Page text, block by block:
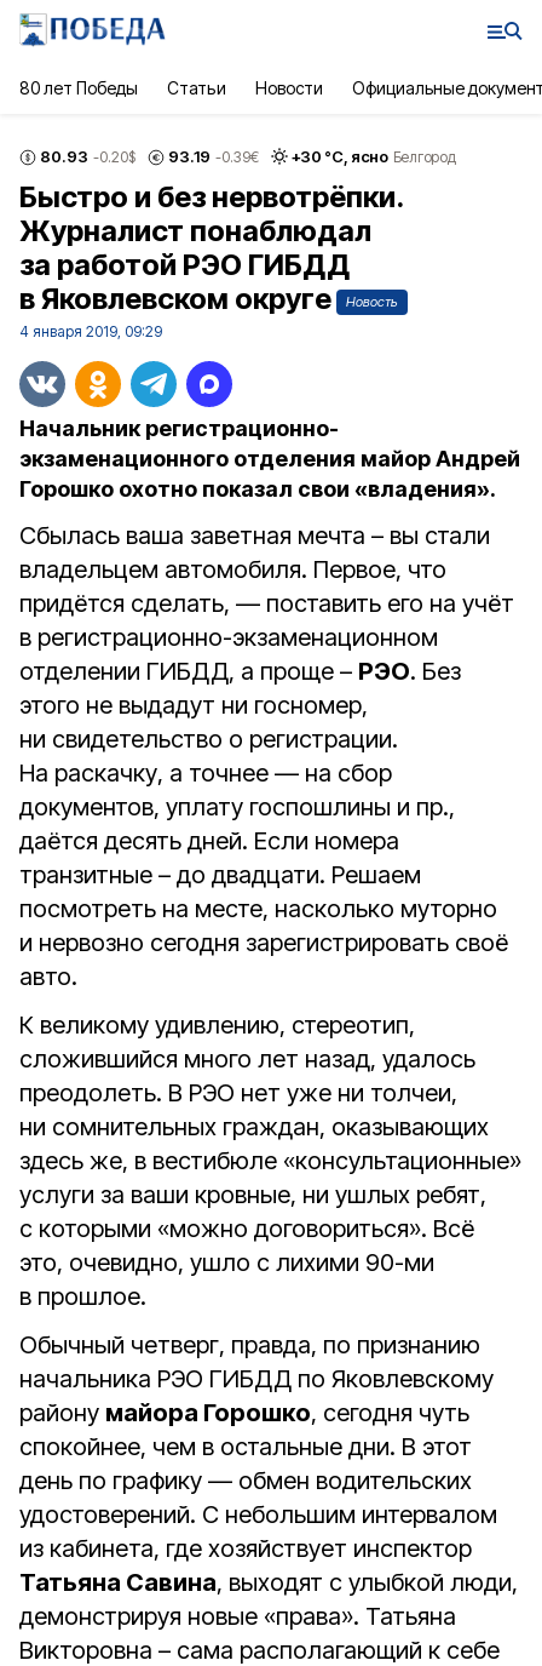
80 лет Победы Статьи Новости Официальные
80.93 -0.20$ 93.19 -0.39€ +30 °С, ясно Белгород
Быстро и без нервотрёпки.
Журналист понаблюдал
за работой РЭО ГИБДД
в Яковлевском округе
Новость
4 января 2019, 09:29
Начальник регистрационно-
экзаменационного отделения майор Андрей
Горошко охотно показал свои «владения».
Сбылась ваша заветная мечта – вы стали
владельцем автомобиля. Первое, что
придётся сделать, — поставить его на учёт
в регистрационно-экзаменационном
отделении ГИБДД, а проще – РЭО. Без
этого не выдадут ни госномер,
ни свидетельство о регистрации.
На раскачку, а точнее — на сбор
документов, уплату госпошлины и пр.,
даётся десять дней. Если номера
транзитные – до двадцати. Решаем
посмотреть на месте, насколько муторно
и нервозно сегодня зарегистрировать своё
авто.
К великому удивлению, стереотип,
сложившийся много лет назад, удалось
преодолеть. В РЭО нет уже ни толчеи,
ни сомнительных граждан, оказывающих
здесь же, в вестибюле «консультационные»
услуги за ваши кровные, ни ушлых ребят,
с которыми «можно договориться». Всё
это, очевидно, ушло с лихими 90-ми
в прошлое.
Обычный четверг, правда, по признанию
начальника РЭО ГИБДД по Яковлевскому
району майора Горошко, сегодня чуть
спокойнее, чем в остальные дни. В этот
день по графику — обмен водительских
удостоверений. С небольшим интервалом
из кабинета, где хозяйствует инспектор
Татьяна Савина, выходят с улыбкой люди,
демонстрируя новые «права». Татьяна
Викторовна – сама располагающий к себе